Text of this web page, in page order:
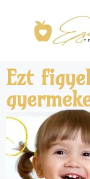
Ezt